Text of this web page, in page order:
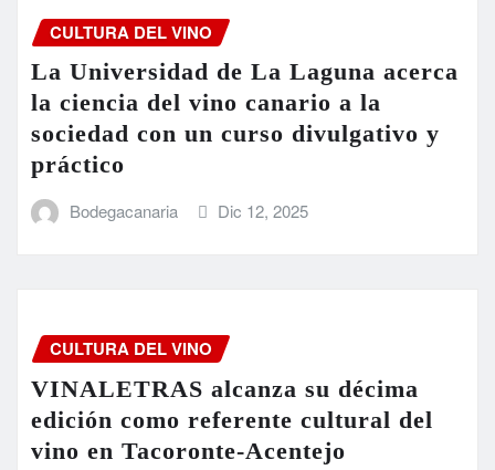
CULTURA DEL VINO
La Universidad de La Laguna acerca
la ciencia del vino canario a la
sociedad con un curso divulgativo y
práctico
Bodegacanaria Dic 12, 2025
CULTURA DEL VINO
VINALETRAS alcanza su décima
edición como referente cultural del
vino en Tacoronte-Acentejo